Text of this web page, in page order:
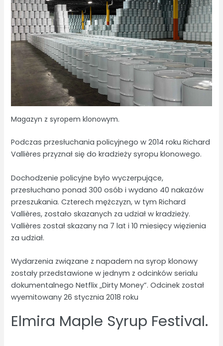
Magazyn z syropem klonowym.
Podczas przesłuchania policyjnego w 2014 roku Richard
Vallières przyznał się do kradzieży syropu klonowego.
Dochodzenie policyjne było wyczerpujące,
przesłuchano ponad 300 osób i wydano 40 nakazów
przeszukania. Czterech mężczyzn, w tym Richard
Vallières, zostało skazanych za udział w kradzieży.
Vallières został skazany na 7 lat i 10 miesięcy więzienia
za udział.
Wydarzenia związane z napadem na syrop klonowy
zostały przedstawione w jednym z odcinków serialu
dokumentalnego Netflix „Dirty Money”. Odcinek został
wyemitowany 26 stycznia 2018 roku
Elmira Maple Syrup Festival.